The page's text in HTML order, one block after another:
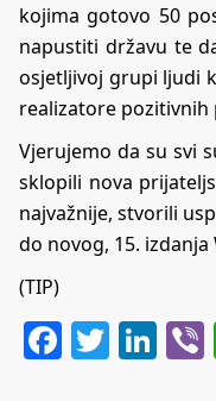
kojima gotovo 50
napustiti državu te
osjetljivoj grupi ljudi
realizatore pozitivnih
Vjerujemo da su svi
sklopili nova
najvažnije, stvorili
do novog, 15. izdanja
(TIP)